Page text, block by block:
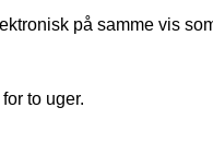
på samme vis
to uger.